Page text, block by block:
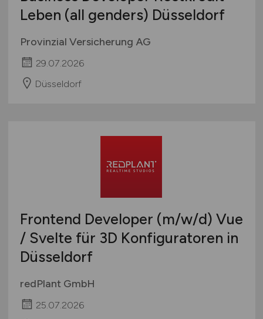
Leben (all genders) Düsseldorf
Provinzial Versicherung AG
29.07.2026
Düsseldorf
Frontend Developer (m/w/d) Vue
/ Svelte für 3D Konfiguratoren in
Düsseldorf
redPlant GmbH
25.07.2026